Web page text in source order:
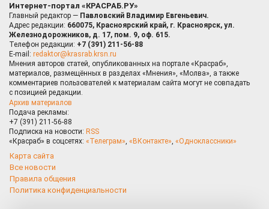
Интернет-портал «КРАСРАБ.РУ»
Главный редактор — Павловский Владимир Евгеньевич.
Адрес редакции: 660075, Красноярский край, г. Красноярск, ул.
Железнодорожников, д. 17, пом. 9, оф. 615.
Телефон редакции: +7 (391) 211-56-88
E-mail: redaktor@krasrab.krsn.ru
Мнения авторов статей, опубликованных на портале «Красраб»,
материалов, размещённых в разделах «Мнения», «Молва», а также
комментариев пользователей к материалам сайта могут не совпадать
с позицией редакции.
Архив материалов
Подача рекламы:
+7 (391) 211-56-88
Подписка на новости: RSS
«Красраб» в соцсетях: «Телеграм», «ВКонтакте», «Одноклассники»
Карта сайта
Все новости
Правила общения
Политика конфиденциальности